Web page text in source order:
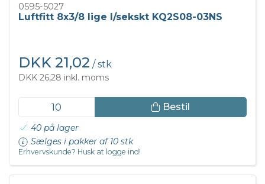
0595-5027
Luftfitt 8x3/8 lige I/sekskt KQ2S08-03NS
DKK 21,02 / stk
DKK 26,28 inkl. moms
Bestil
40 på lager
Sælges i pakker af 10 stk
Erhvervskunde? Husk at logge ind!